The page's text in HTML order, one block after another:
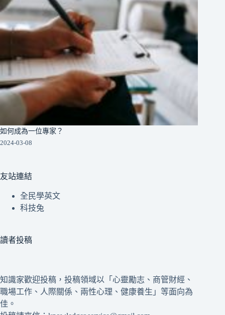
如何成為一位專家？
2024-03-08
友站連結
全民學英文
科技兔
讀者投稿
知識家歡迎投稿，投稿領域以「心靈勵志、商管財經、
職場工作、人際關係、兩性心理、健康養生」等面向為
佳。